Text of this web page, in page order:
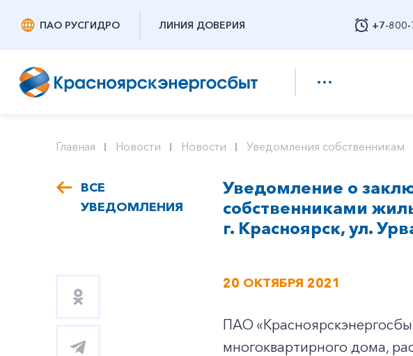
ПАО РУСГИДРО ЛИНИЯ ДОВЕРИЯ +7-
Заказать
Главная Новости Новости Уведомления собственникам
ВСЕ
УВЕДОМЛЕНИЯ
Уведомление о
собственниками
г. Красноярск, ул.
20 ОКТЯБРЯ 2021
ПАО
многоквартирного дома,